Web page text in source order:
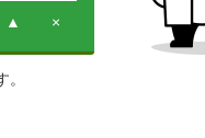
▲ ×